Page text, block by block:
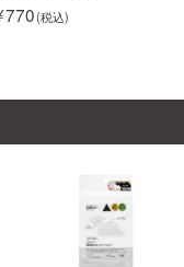
770